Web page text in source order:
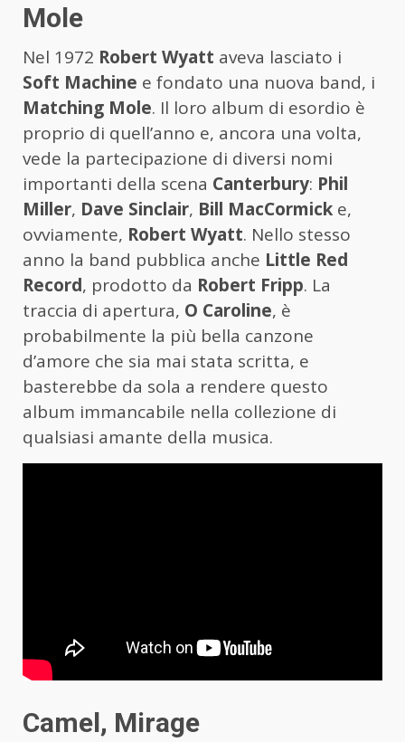
Mole
Nel 1972 Robert Wyatt aveva lasciato i
Soft Machine e fondato una nuova band, i
Matching Mole. Il loro album di esordio è
proprio di quell’anno e, ancora una volta,
vede la partecipazione di diversi nomi
importanti della scena Canterbury: Phil
Miller, Dave Sinclair, Bill MacCormick e,
ovviamente, Robert Wyatt. Nello stesso
anno la band pubblica anche Little Red
Record, prodotto da Robert Fripp. La
traccia di apertura, O Caroline, è
probabilmente la più bella canzone
d’amore che sia mai stata scritta, e
basterebbe da sola a rendere questo
album immancabile nella collezione di
qualsiasi amante della musica.
Camel, Mirage